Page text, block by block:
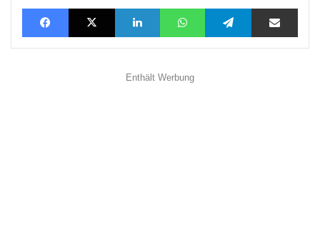
FacebookX LinkedInWhatsAppTelegramTeilen via E-Mail
Enthält Werbung